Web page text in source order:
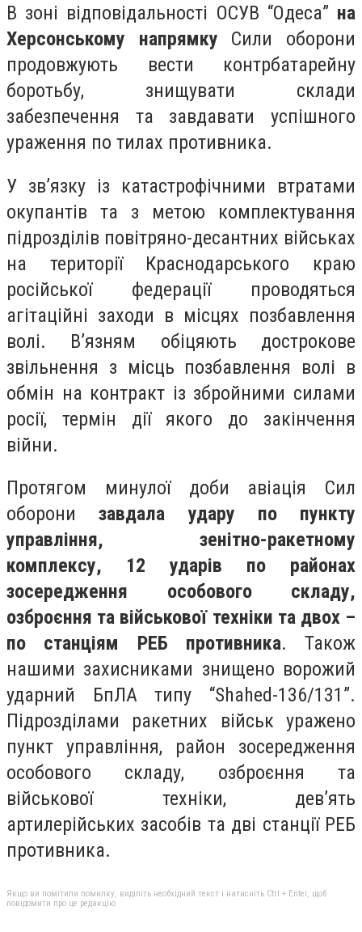
В зоні відповідальності ОСУВ “Одеса” на
Херсонському напрямку Сили оборони
продовжують вести контрбатарейну
боротьбу, знищувати склади
забезпечення та завдавати успішного
ураження по тилах противника.
У зв’язку із катастрофічними втратами
окупантів та з метою комплектування
підрозділів повітряно-десантних військах
на території Краснодарського краю
російської федерації проводяться
агітаційні заходи в місцях позбавлення
волі. В’язням обіцяють дострокове
звільнення з місць позбавлення волі в
обмін на контракт із збройними силами
росії, термін дії якого до закінчення
війни.
Протягом минулої доби авіація Сил
оборонизавдала удару по пункту
управління, зенітно-ракетному
комплексу, 12 ударів по районах
зосередження особового складу,
озброєння та військової техніки та двох –
по станціям РЕБ противника. Також
нашими захисниками знищено ворожий
ударний БпЛА типу “Shahed-136/131”.
Підрозділами ракетних військ уражено
пункт управління, район зосередження
особового складу, озброєння та
військової техніки, девʼять
артилерійських засобів та дві станції РЕБ
противника.
Якщо ви помітили помилку, виділіть необхідний текст і натисніть Ctrl + Enter, щоб
повідомити про це редакцію